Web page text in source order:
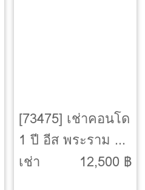
[73475] เช่าคอนโด
1 ปี อีส พระราม 2
[Ease Rama 2]
เช่า
12,500 ฿